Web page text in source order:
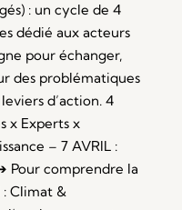
: un cycle de 4
dédié aux acteurs
pour échanger,
des problématiques
d’action. 4
x Experts x
– 7 AVRIL :
Pour comprendre la
: Climat &